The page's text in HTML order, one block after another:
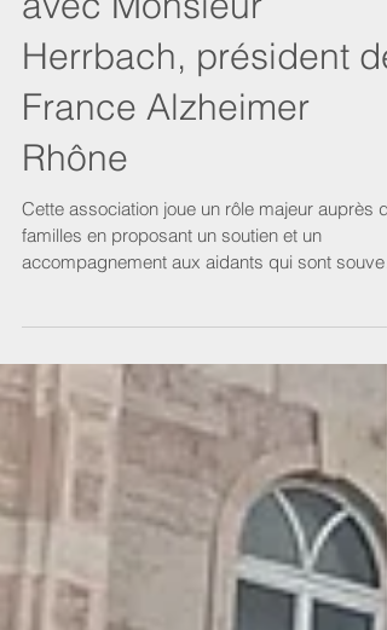
25 mars : Rencontre
avec Monsieur
Herrbach, président de
France Alzheimer
Rhône
les «...